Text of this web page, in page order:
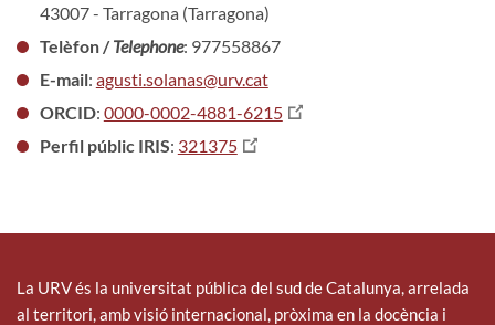
43007 - Tarragona (Tarragona)
Telèfon /Telephone: 977558867
E-mail: agusti.solanas@urv.cat
ORCID: 0000-0002-4881-6215
Perfil públic IRIS: 321375
La URV és la universitat pública del sud de Catalunya, arrelada
al territori, amb visió internacional, pròxima en la docència i